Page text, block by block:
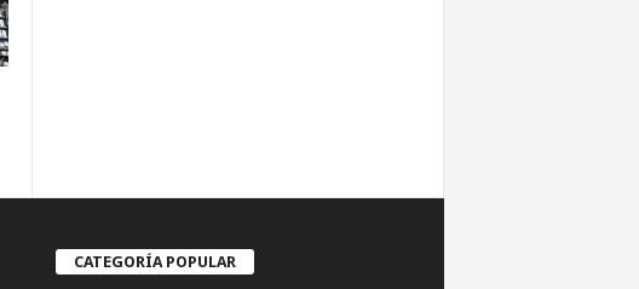
CATEGORÍA POPULAR